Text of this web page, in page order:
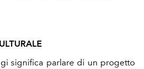
significa parlare di un progetto